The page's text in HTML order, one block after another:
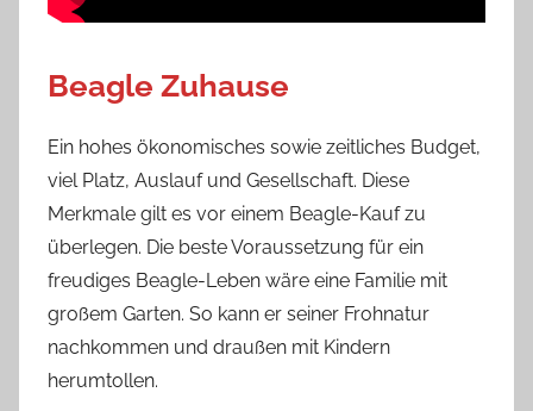
Beagle Zuhause
Ein hohes ökonomisches sowie zeitliches Budget,
viel Platz, Auslauf und Gesellschaft. Diese
Merkmale gilt es vor einem Beagle-Kauf zu
überlegen. Die beste Voraussetzung für ein
freudiges Beagle-Leben wäre eine Familie mit
großem Garten. So kann er seiner Frohnatur
nachkommen und draußen mit Kindern
herumtollen.